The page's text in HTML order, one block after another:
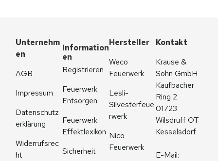
Unternehm
en
AGB
Impressum
Datenschutz
erklärung
Widerrufsrec
ht
Information
en
Registrieren
Feuerwerk
Entsorgen
Feuerwerk
Effektlexikon
Sicherheit
Hersteller
Weco
Feuerwerk
Lesli-
Silvesterfeue
rwerk
Nico
Feuerwerk
Kontakt
Krause &
Sohn GmbH
Kaufbacher
Ring 2
01723
Wilsdruff OT
Kesselsdorf